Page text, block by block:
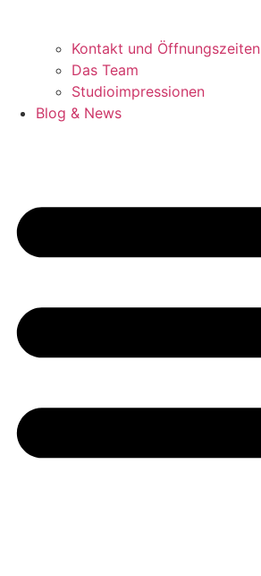
Kontakt und Öffnungszeiten
Das Team
Studioimpressionen
Blog & News